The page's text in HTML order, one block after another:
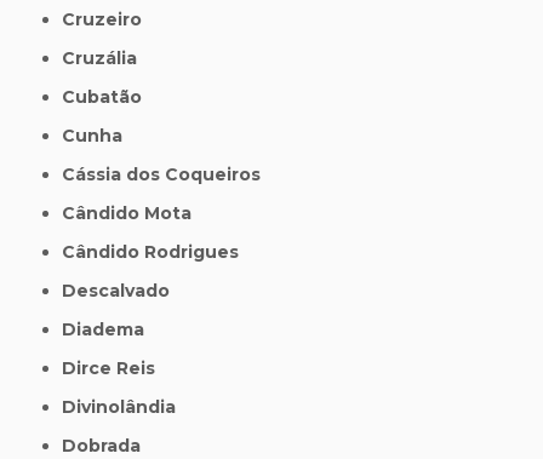
Cruzeiro
Cruzália
Cubatão
Cunha
Cássia dos Coqueiros
Cândido Mota
Cândido Rodrigues
Descalvado
Diadema
Dirce Reis
Divinolândia
Dobrada